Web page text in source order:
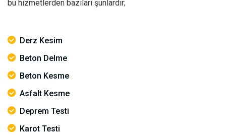
bu hizmetlerden bazıları şunlardır;
Derz Kesim
Beton Delme
Beton Kesme
Asfalt Kesme
Deprem Testi
Karot Testi